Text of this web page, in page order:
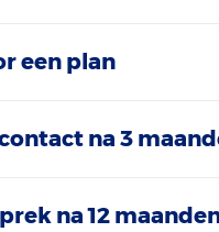
een plan
na 3
na 12